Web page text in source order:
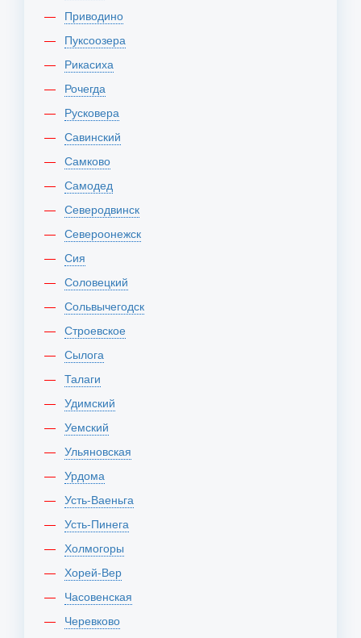
Приводино
Пуксоозера
Рикасиха
Рочегда
Русковера
Савинский
Самково
Самодед
Северодвинск
Североонежск
Сия
Соловецкий
Сольвычегодск
Строевское
Сылога
Талаги
Удимский
Уемский
Ульяновская
Урдома
Усть-Ваеньга
Усть-Пинега
Холмогоры
Хорей-Вер
Часовенская
Черевково